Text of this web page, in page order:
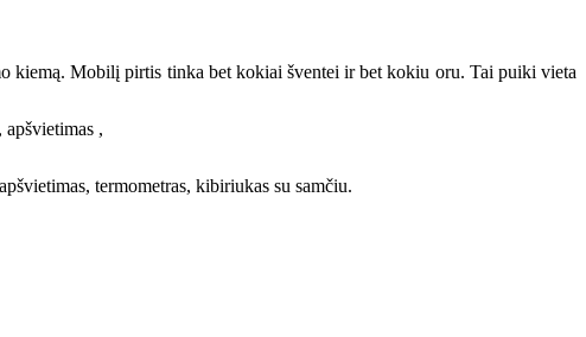
kiemą. Mobilį pirtis tinka bet kokiai šventei ir bet kokiu oru. Tai puiki vieta
,
termometras, kibiriukas su samčiu.